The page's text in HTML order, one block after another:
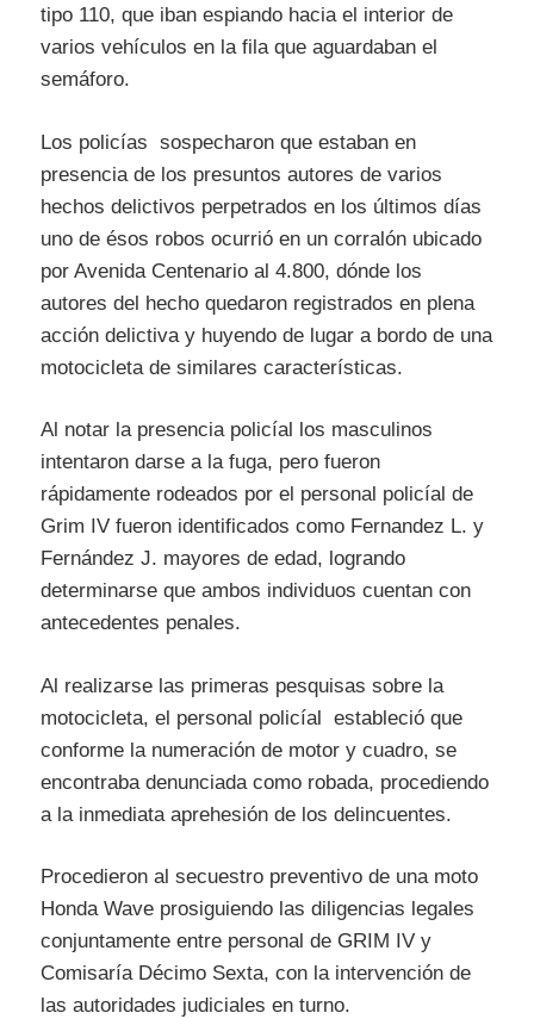
tipo 110, que iban espiando hacia el interior de
varios vehículos en la fila que aguardaban el
semáforo.
Los policías sospecharon que estaban en
presencia de los presuntos autores de varios
hechos delictivos perpetrados en los últimos días
uno de ésos robos ocurrió en un corralón ubicado
por Avenida Centenario al 4.800, dónde los
autores del hecho quedaron registrados en plena
acción delictiva y huyendo de lugar a bordo de una
motocicleta de similares características.
Al notar la presencia policíal los masculinos
intentaron darse a la fuga, pero fueron
rápidamente rodeados por el personal policíal de
Grim IV fueron identificados como Fernandez L. y
Fernández J. mayores de edad, logrando
determinarse que ambos individuos cuentan con
antecedentes penales.
Al realizarse las primeras pesquisas sobre la
motocicleta, el personal policíal estableció que
conforme la numeración de motor y cuadro, se
encontraba denunciada como robada, procediendo
a la inmediata aprehesión de los delincuentes.
Procedieron al secuestro preventivo de una moto
Honda Wave prosiguiendo las diligencias legales
conjuntamente entre personal de GRIM IV y
Comisaría Décimo Sexta, con la intervención de
las autoridades judiciales en turno.